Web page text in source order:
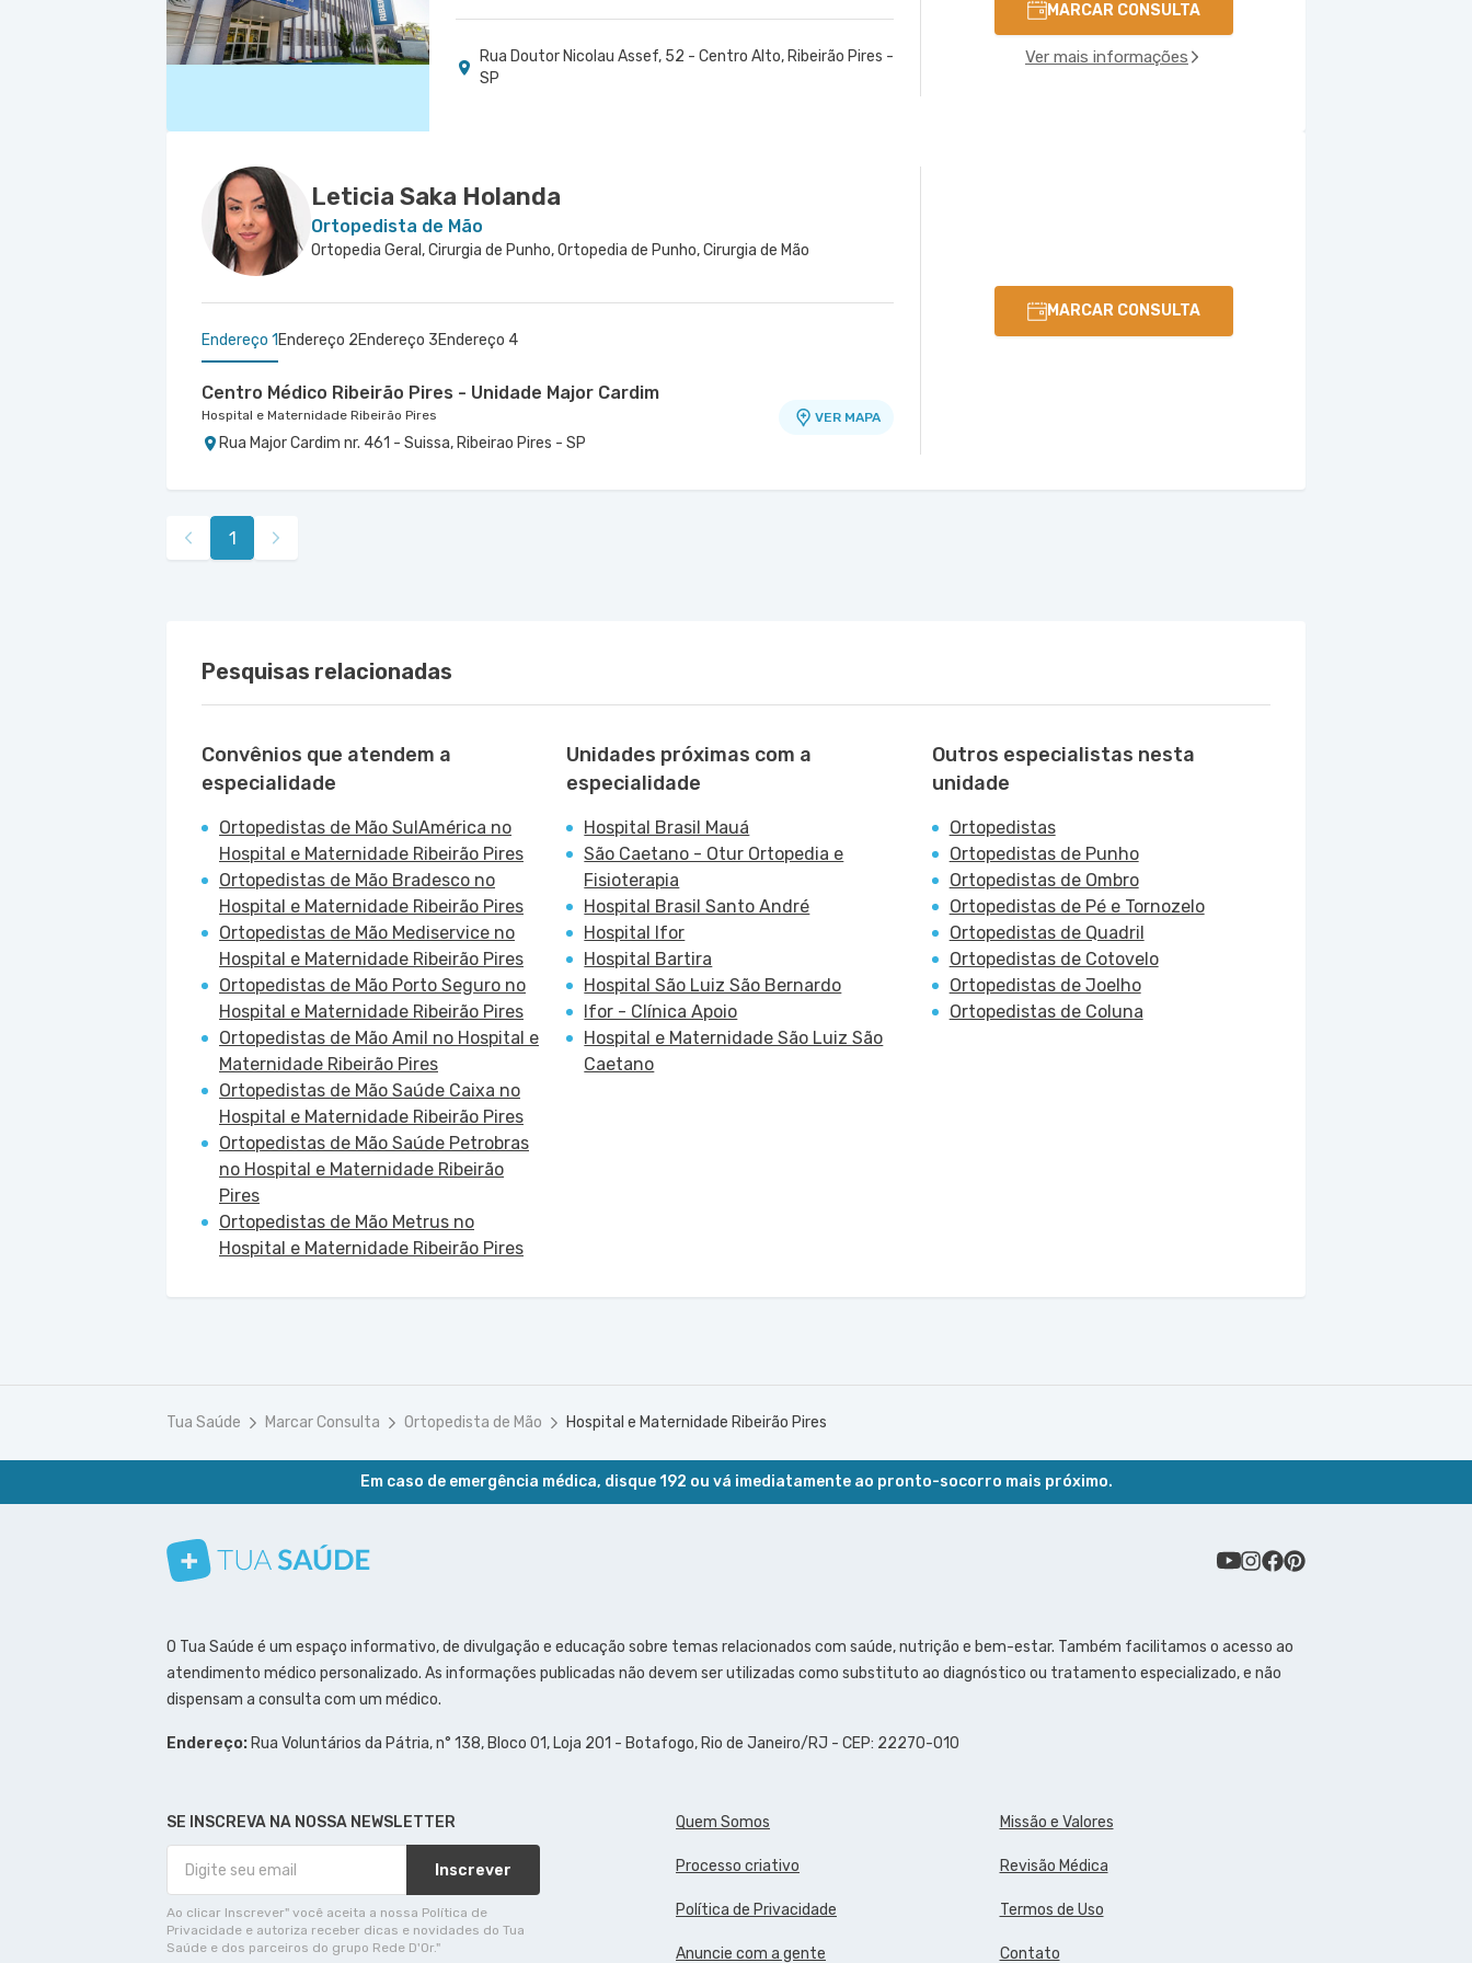
Rua Doutor Nicolau Assef, 52 - Centro Alto, Ribeirão Pires -
SP
MARCAR CONSULTA
Ver mais informações
Leticia Saka Holanda
Ortopedista de Mão
Ortopedia Geral, Cirurgia de Punho, Ortopedia de Punho, Cirurgia de Mão
MARCAR CONSULTA
Endereço 1 Endereço 2Endereço 3Endereço 4
Centro Médico Ribeirão Pires - Unidade Major Cardim
Hospital e Maternidade Ribeirão Pires
Rua Major Cardim nr. 461 - Suissa, Ribeirao Pires - SP
VER MAPA
Hospital Ifor
Rua Americo Brasiliense nr. 596 - Centro, Sao Bernardo do Campo - SP
VER MAPA
Hospital Bartira
Avenida Alfredo Maluf nr. 451 - Jardim Santo Antonio, Santo Andre - SP
VER MAPA
Hospital São Luiz São Bernardo
Avenida Alvaro Guimaraes nr. 3033 - Assuncao, Sao Bernardo do Campo - SP
VER MAPA
1
Pesquisas relacionadas
Convênios que atendem a
especialidade
Ortopedistas de Mão SulAmérica no
Hospital e Maternidade Ribeirão Pires
Ortopedistas de Mão Bradesco no
Hospital e Maternidade Ribeirão Pires
Ortopedistas de Mão Mediservice no
Hospital e Maternidade Ribeirão Pires
Ortopedistas de Mão Porto Seguro no
Hospital e Maternidade Ribeirão Pires
Ortopedistas de Mão Amil no Hospital e
Maternidade Ribeirão Pires
Ortopedistas de Mão Saúde Caixa no
Hospital e Maternidade Ribeirão Pires
Ortopedistas de Mão Saúde Petrobras
no Hospital e Maternidade Ribeirão
Pires
Ortopedistas de Mão Metrus no
Hospital e Maternidade Ribeirão Pires
Unidades próximas com a
especialidade
Hospital Brasil Mauá
São Caetano - Otur Ortopedia e
Fisioterapia
Hospital Brasil Santo André
Hospital Ifor
Hospital Bartira
Hospital São Luiz São Bernardo
Ifor - Clínica Apoio
Hospital e Maternidade São Luiz São
Caetano
Outros especialistas nesta
unidade
Ortopedistas
Ortopedistas de Punho
Ortopedistas de Ombro
Ortopedistas de Pé e Tornozelo
Ortopedistas de Quadril
Ortopedistas de Cotovelo
Ortopedistas de Joelho
Ortopedistas de Coluna
Tua Saúde Marcar Consulta Ortopedista de Mão Hospital e Maternidade Ribeirão Pires
Em caso de emergência médica, disque 192 ou vá imediatamente ao pronto-socorro mais próximo.
Conheça nosso canal
Siga a gente no Instagram
Siga a gente no Facebook
Siga a gente no Pinterest
O Tua Saúde é um espaço informativo, de divulgação e educação sobre temas relacionados com saúde, nutrição e bem-estar. Também facilitamos o acesso ao
atendimento médico personalizado. As informações publicadas não devem ser utilizadas como substituto ao diagnóstico ou tratamento especializado, e não
dispensam a consulta com um médico.
Endereço: Rua Voluntários da Pátria, n° 138, Bloco 01, Loja 201 - Botafogo, Rio de Janeiro/RJ - CEP: 22270-010
SE INSCREVA NA NOSSA NEWSLETTER
Inscrever
Ao clicar Inscrever" você aceita a nossa Política de
Privacidade e autoriza receber dicas e novidades do Tua
Saúde e dos parceiros do grupo Rede D'Or."
Quem Somos Missão e Valores
Processo criativo Revisão Médica
Política de Privacidade Termos de Uso
Anuncie com a gente Contato